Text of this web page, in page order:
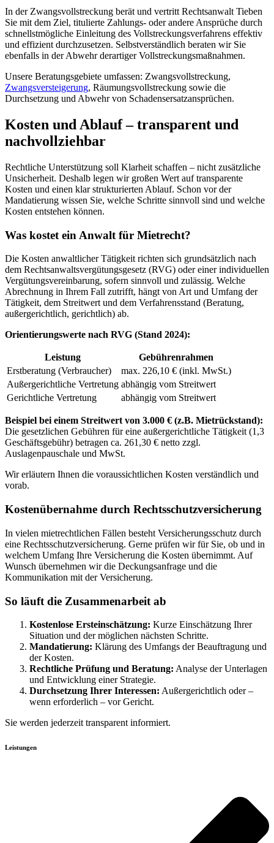
In der Zwangsvollstreckung berät und vertritt Rechtsanwalt Tieben
Sie mit dem Ziel, titulierte Zahlungs- oder andere Ansprüche durch
schnellstmögliche Einleitung des Vollstreckungsverfahrens effektiv
und effizient durchzusetzen. Selbstverständlich beraten wir Sie
ebenfalls in der Abwehr derartiger Vollstreckungsmaßnahmen.
Unsere Beratungsgebiete umfassen: Zwangsvollstreckung,
Zwangsversteigerung, Räumungsvollstreckung sowie die
Durchsetzung und Abwehr von Schadensersatzansprüchen.
Kosten und Ablauf – transparent und
nachvollziehbar
Rechtliche Unterstützung soll Klarheit schaffen – nicht zusätzliche
Unsicherheit. Deshalb legen wir großen Wert auf transparente
Kosten und einen klar strukturierten Ablauf. Schon vor der
Mandatierung wissen Sie, welche Schritte sinnvoll sind und welche
Kosten entstehen können.
Was kostet ein Anwalt für Mietrecht?
Die Kosten anwaltlicher Tätigkeit richten sich grundsätzlich nach
dem Rechtsanwaltsvergütungsgesetz (RVG) oder einer individuellen
Vergütungsvereinbarung, sofern sinnvoll und zulässig. Welche
Abrechnung in Ihrem Fall zutrifft, hängt von Art und Umfang der
Tätigkeit, dem Streitwert und dem Verfahrensstand (Beratung,
außergerichtlich, gerichtlich) ab.
Orientierungswerte nach RVG (Stand 2024):
Leistung
Gebührenrahmen
Erstberatung (Verbraucher)
max. 226,10 € (inkl. MwSt.)
Außergerichtliche Vertretung abhängig vom Streitwert
Gerichtliche Vertretung
abhängig vom Streitwert
Beispiel bei einem Streitwert von 3.000 € (z.B. Mietrückstand):
Die gesetzlichen Gebühren für eine außergerichtliche Tätigkeit (1,3
Geschäftsgebühr) betragen ca. 261,30 € netto zzgl.
Auslagenpauschale und MwSt.
Wir erläutern Ihnen die voraussichtlichen Kosten verständlich und
vorab.
Kostenübernahme durch Rechtsschutzversicherung
In vielen mietrechtlichen Fällen besteht Versicherungsschutz durch
eine Rechtsschutzversicherung. Gerne prüfen wir für Sie, ob und in
welchem Umfang Ihre Versicherung die Kosten übernimmt. Auf
Wunsch übernehmen wir die Deckungsanfrage und die
Kommunikation mit der Versicherung.
So läuft die Zusammenarbeit ab
Kostenlose Ersteinschätzung: Kurze Einschätzung Ihrer
Situation und der möglichen nächsten Schritte.
Mandatierung: Klärung des Umfangs der Beauftragung und
der Kosten.
Rechtliche Prüfung und Beratung: Analyse der Unterlagen
und Entwicklung einer Strategie.
Durchsetzung Ihrer Interessen: Außergerichtlich oder –
wenn erforderlich – vor Gericht.
Sie werden jederzeit transparent informiert.
Leistungen